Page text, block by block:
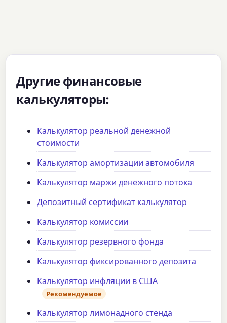
Другие финансовые
калькуляторы:
Калькулятор реальной денежной
стоимости
Калькулятор амортизации автомобиля
Калькулятор маржи денежного потока
Депозитный сертификат калькулятор
Калькулятор комиссии
Калькулятор резервного фонда
Калькулятор фиксированного депозита
Калькулятор инфляции в США
Рекомендуемое
Калькулятор лимонадного стенда